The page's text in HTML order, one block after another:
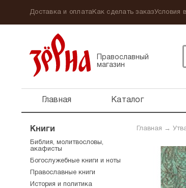
Доставка и оплатаКак сделать заказУсловия
Православный
магазин
Главная Каталог
Главная →
Книги
Библия, молитвословы,
акафисты
Богослужебные книги и ноты
Православные книги
История и политика